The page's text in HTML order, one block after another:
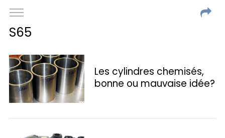
S65
Les cylindres chemisés,
bonne ou mauvaise idée?